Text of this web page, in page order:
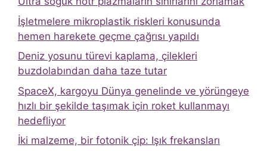
İşletmelere mikroplastik riskleri konusunda
hemen harekete geçme çağrısı yapıldı
Deniz yosunu türevi kaplama, çilekleri
buzdolabından daha taze tutar
SpaceX, kargoyu Dünya genelinde ve yörüngeye
hızlı bir şekilde taşımak için roket kullanmayı
hedefliyor
İki malzeme, bir fotonik çip: Işık frekansları